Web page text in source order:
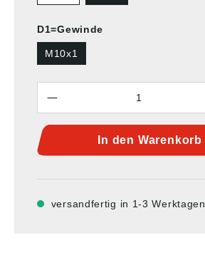
D1=Gewinde
M10x1
In den Warenkorb
versandfertig in 1-3 Werktagen